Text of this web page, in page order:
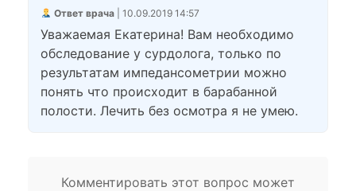
Ответ врача| 10.09.2019 14:57
Уважаемая Екатерина! Вам необходимо
обследование у сурдолога, только по
результатам импедансометрии можно
понять что происходит в барабанной
полости. Лечить без осмотра я не умею.
Комментировать этот вопрос может